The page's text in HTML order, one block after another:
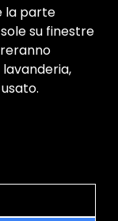
la parte
su finestre